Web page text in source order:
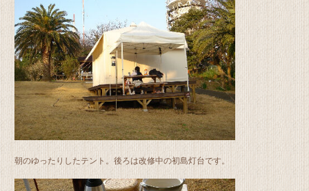
朝のゆったりしたテント。後ろは改修中の初島灯台です。